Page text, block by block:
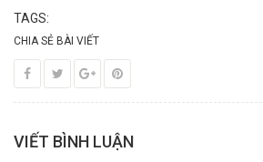
TAGS:
CHIA SẺ BÀI VIẾT
VIẾT BÌNH LUẬN